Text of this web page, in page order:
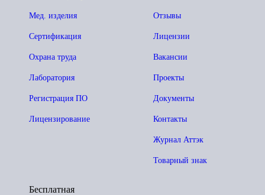
Отзывы
Лицензии
Вакансии
Проекты
Документы
Контакты
Журнал Аттэк
Товарный знак
Мед. изделия
Сертификация
Охрана труда
Лаборатория
Регистрация ПО
Лицензирование
Бесплатная